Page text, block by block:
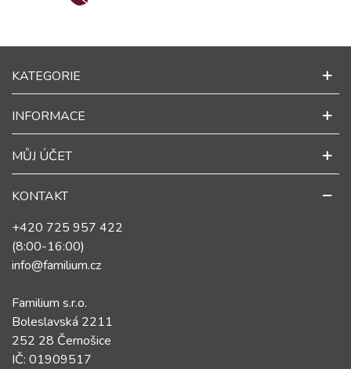
KATEGORIE
INFORMACE
MŮJ ÚČET
KONTAKT
+420 725 957 422
(8:00-16:00)
info@familium.cz
Familium s.r.o.
Boleslavská 2211
252 28 Černošice
IČ: 01909517